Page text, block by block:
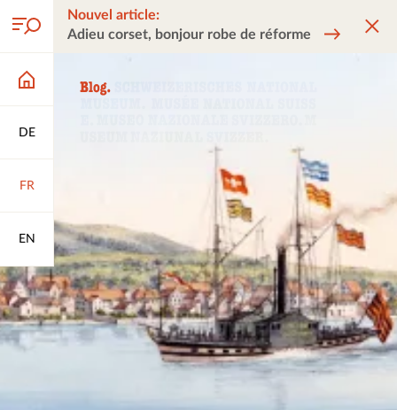
DE
FR
EN
Nouvel article:
Adieu corset, bonjour robe de réforme